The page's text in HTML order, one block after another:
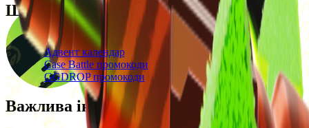
Щоденні бонуси
Свіжі промокоди
Адвент календар
Case Battle промокоди
GGDROP промокоди
Важлива інформація